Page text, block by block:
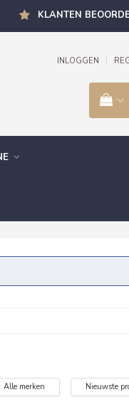
KLANTEN
INLOGGEN
Alle merken Nieuwste